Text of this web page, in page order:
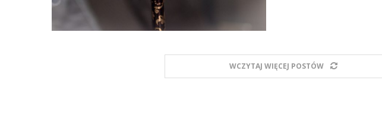
WCZYTAJ WIĘCEJ POSTÓW